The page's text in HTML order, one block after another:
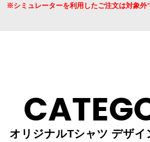
※シミュレーターを利用したご注文は対象外
オリジナルTシャツ デザイ